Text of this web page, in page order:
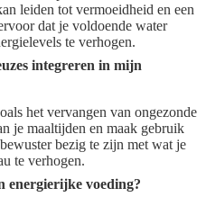
leiden tot vermoeidheid en een
dat je voldoende water
te verhogen.
integreren in mijn
het vervangen van ongezonde
je maaltijden en maak gebruik
bezig te zijn met wat je
te verhogen.
energierijke voeding?